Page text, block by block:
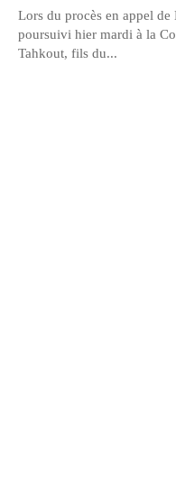
Lors du procès en appel
poursuivi hier mardi à la
Tahkout, fils du...